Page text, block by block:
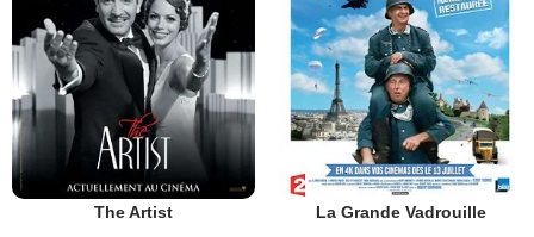
The Artist La Grande Vadrouille